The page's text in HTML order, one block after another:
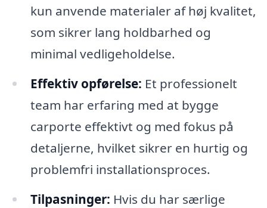
kun anvende materialer af høj kvalitet,
som sikrer lang holdbarhed og
minimal vedligeholdelse.
Effektiv opførelse: Et professionelt
team har erfaring med at bygge
carporte effektivt og med fokus på
detaljerne, hvilket sikrer en hurtig og
problemfri installationsproces.
Tilpasninger: Hvis du har særlige